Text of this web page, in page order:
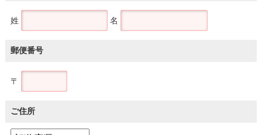
姓 名
郵便番号
〒
ご住所